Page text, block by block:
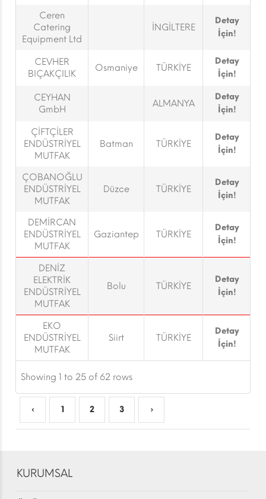
Ceren
Catering
Equipment Ltd
İNGİLTERE
Detay
İçin!
CEVHER
BIÇAKÇILIK
Osmaniye TÜRKİYE
Detay
İçin!
CEYHAN
GmbH
ALMANYA
Detay
İçin!
ÇİFTÇİLER
ENDÜSTRİYEL
MUTFAK
Batman TÜRKİYE
Detay
İçin!
ÇOBANOĞLU
ENDÜSTRİYEL
MUTFAK
Düzce TÜRKİYE
Detay
İçin!
DEMİRCAN
ENDÜSTRİYEL
MUTFAK
Gaziantep TÜRKİYE
Detay
İçin!
DENİZ
ELEKTRİK
ENDÜSTRİYEL
MUTFAK
Bolu TÜRKİYE
Detay
İçin!
EKO
ENDÜSTRİYEL
MUTFAK
Siirt TÜRKİYE
Detay
İçin!
Showing 1 to 25 of 62 rows
‹ 1 2 3 ›
KURUMSAL